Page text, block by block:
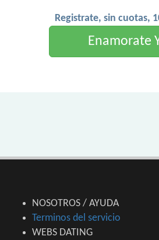
Registrate, sin cuotas,
Enamorate
NOSOTROS / AYUDA
Terminos del servicio
WEBS DATING